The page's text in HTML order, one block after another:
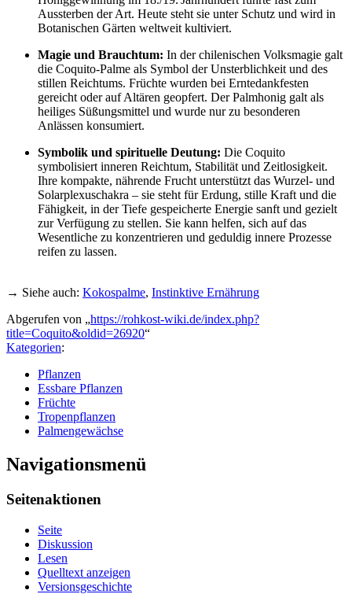
Aussterben der Art. Heute steht sie unter Schutz und wird in
Botanischen Gärten weltweit kultiviert.
Magie und Brauchtum: In der chilenischen Volksmagie galt
die Coquito-Palme als Symbol der Unsterblichkeit und des
stillen Reichtums. Früchte wurden bei Erntedankfesten
gereicht oder auf Altären geopfert. Der Palmhonig galt als
heiliges Süßungsmittel und wurde nur zu besonderen
Anlässen konsumiert.
Symbolik und spirituelle Deutung: Die Coquito
symbolisiert inneren Reichtum, Stabilität und Zeitlosigkeit.
Ihre kompakte, nährende Frucht unterstützt das Wurzel- und
Solarplexuschakra – sie steht für Erdung, stille Kraft und die
Fähigkeit, in der Tiefe gespeicherte Energie sanft und gezielt
zur Verfügung zu stellen. Sie kann helfen, sich auf das
Wesentliche zu konzentrieren und geduldig innere Prozesse
reifen zu lassen.
→ Siehe auch: Kokospalme, Instinktive Ernährung
Abgerufen von „https://rohkost-wiki.de/index.php?
title=Coquito&oldid=26920“
Kategorien:
Pflanzen
Essbare Pflanzen
Früchte
Tropenpflanzen
Palmengewächse
Navigationsmenü
Seitenaktionen
Seite
Diskussion
Lesen
Quelltext anzeigen
Versionsgeschichte